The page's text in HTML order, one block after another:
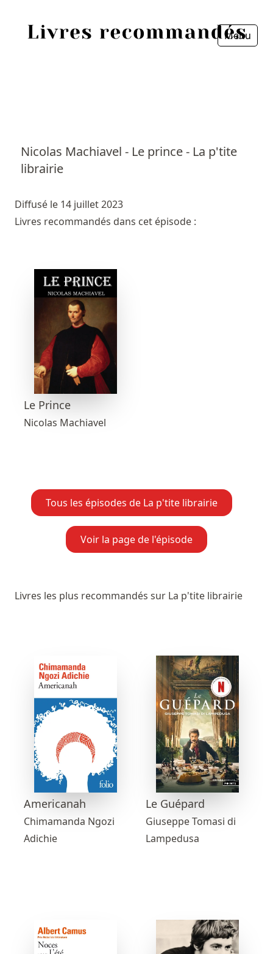
Menu
Nicolas Machiavel - Le prince - La p'tite
librairie
Diffusé le 14 juillet 2023
Livres recommandés dans cet épisode :
Le Prince
Nicolas Machiavel
Tous les épisodes de La p'tite librairie
Voir la page de l'épisode
Livres les plus recommandés sur La p'tite librairie
Americanah
Chimamanda Ngozi
Adichie
Le Guépard
Giuseppe Tomasi di
Lampedusa
Personnes
Livres
Prix littéraires
Fermer